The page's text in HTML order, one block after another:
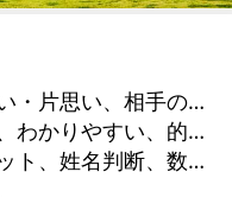
恋愛成就、出会い・片思い、相手の気持ち、相性、結婚、男心・女心、二人の今後、複雑な恋愛、三角関係、浮気、不倫、復縁、離婚、人間関係、職場の人間関係、対人関係、仕事運、適職、天職、転職、進路、就職、人生全般、経営相談、人事、開業、廃業、夢、目標、ビジネスチャンス、家族関係、夫婦関係、家庭問題、夫婦問題、育児・子育て、シングルマザー、精神問題、心の問題、トラウマ、ストレス、いじめ、人生相談、夢診断、引越し・転居、開運指導、金運
はっきり言う、わかりやすい、的確、友達のように相談できる、とても話しやすい、じっくり聞いてくれる、前向き・元気になれる、実力派
未来予知、タロット、姓名判断、数秘術、夢診断、陰陽五行、ダウジング、ルーン、パワーストーン、オリジナル占術